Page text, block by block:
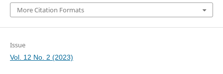
More Citation Formats
Issue
Vol. 12 No. 2 (2023)